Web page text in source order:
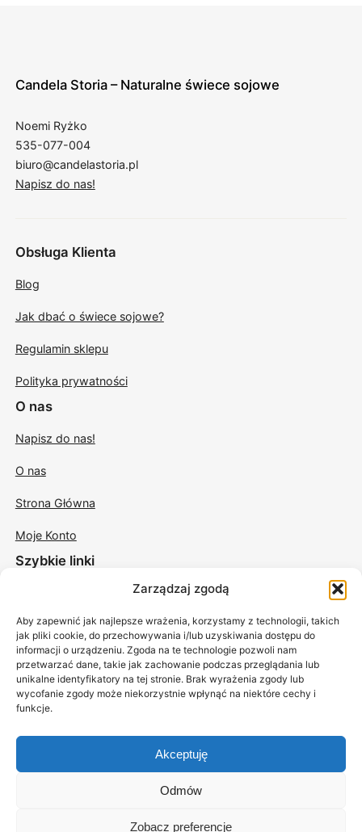
Zarządzaj zgodą
Aby zapewnić jak najlepsze wrażenia, korzystamy z technologii, takich
jak pliki cookie, do przechowywania i/lub uzyskiwania dostępu do
informacji o urządzeniu. Zgoda na te technologie pozwoli nam
przetwarzać dane, takie jak zachowanie podczas przeglądania lub
unikalne identyfikatory na tej stronie. Brak wyrażenia zgody lub
wycofanie zgody może niekorzystnie wpłynąć na niektóre cechy i
funkcje.
Akceptuję
Odmów
Zobacz preferencje
Candela Storia – Naturalne świece sojowe
Noemi Ryżko
535-077-004
biuro@candelastoria.pl
Napisz do nas!
Obsługa Klienta
Blog
Jak dbać o świece sojowe?
Regulamin sklepu
Polityka prywatności
O nas
Napisz do nas!
O nas
Strona Główna
Moje Konto
Szybkie linki
Świece odlewane
Świece sojowe do masażu
Akcesoria